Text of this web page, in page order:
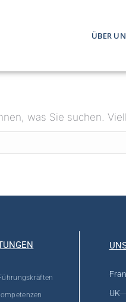
ÜBER
was Sie suchen.
UK